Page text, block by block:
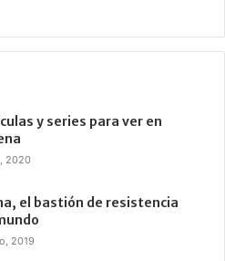
y series para ver en
2020
el bastión de resistencia
2019